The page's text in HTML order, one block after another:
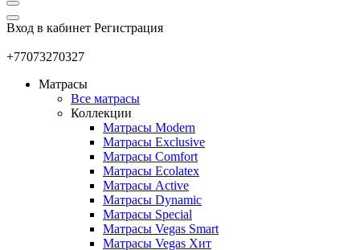
Вход в кабинет Регистрация
+77073270327
Матрасы
Все матрасы
Коллекции
Матрасы Modern
Матрасы Exclusive
Матрасы Comfort
Матрасы Ecolatex
Матрасы Active
Матрасы Dynamic
Матрасы Special
Матрасы Vegas Smart
Матрасы Vegas Хит